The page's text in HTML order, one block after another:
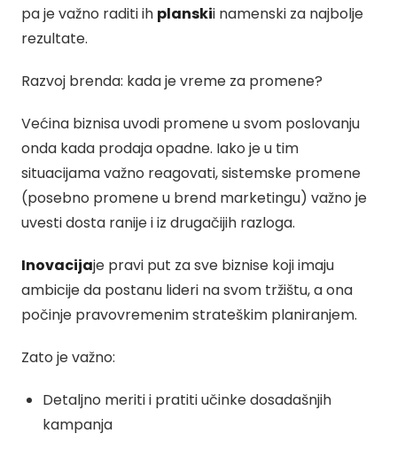
pa je važno raditi ih planskii namenski za najbolje
rezultate.
Razvoj brenda: kada je vreme za promene?
Većina biznisa uvodi promene u svom poslovanju
onda kada prodaja opadne. Iako je u tim
situacijama važno reagovati, sistemske promene
(posebno promene u brend marketingu) važno je
uvesti dosta ranije i iz drugačijih razloga.
Inovacijaje pravi put za sve biznise koji imaju
ambicije da postanu lideri na svom tržištu, a ona
počinje pravovremenim strateškim planiranjem.
Zato je važno:
Detaljno meriti i pratiti učinke dosadašnjih
kampanja